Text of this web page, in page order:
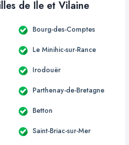
de Ile et Vilaine
Bourg-des-Comptes
Le Minihic-sur-Rance
Irodouër
Parthenay-de-Bretagne
Betton
Saint-Briac-sur-Mer